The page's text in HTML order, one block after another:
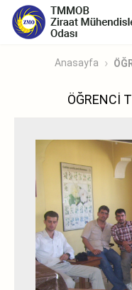
Anasayfa
ÖĞRENCİ